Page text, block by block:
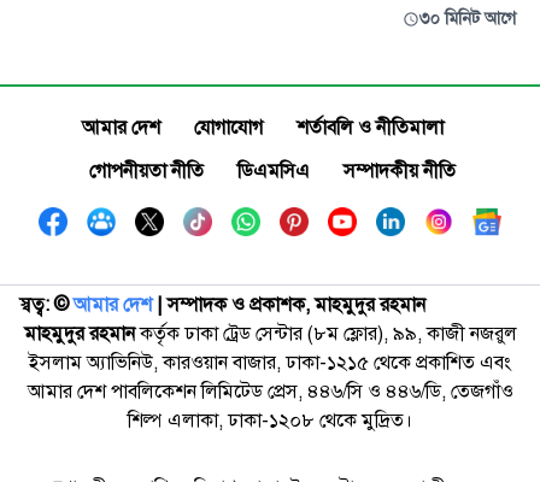
৩০ মিনিট আগে
আমার দেশ যোগাযোগ
শর্তাবলি ও নীতিমালা
গোপনীয়তা নীতি
ডিএমসিএ সম্পাদকীয় নীতি
স্বত্ব: ©️আমার দেশ| সম্পাদক ও প্রকাশক, মাহমুদুর রহমান
মাহমুদুর রহমানকর্তৃক ঢাকা ট্রেড সেন্টার (৮ম ফ্লোর), ৯৯, কাজী নজরুল
ইসলাম অ্যাভিনিউ, কারওয়ান বাজার, ঢাকা-১২১৫ থেকে প্রকাশিত এবং
আমার দেশ পাবলিকেশন লিমিটেড প্রেস, ৪৪৬/সি ও ৪৪৬/ডি, তেজগাঁও
শিল্প এলাকা, ঢাকা-১২০৮ থেকে মুদ্রিত।